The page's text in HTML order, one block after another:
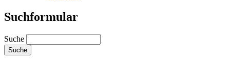
Suchformular
Suche